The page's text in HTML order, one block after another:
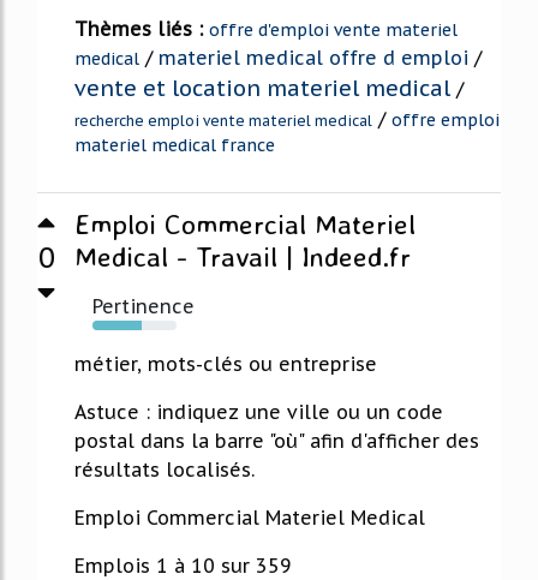
Thèmes liés : offre d'emploi vente materiel
medical / materiel medical offre d emploi /
vente et location materiel medical/
recherche emploi vente materiel medical / offre emploi
materiel medical france
0
Emploi Commercial Materiel
Medical - Travail | Indeed.fr
Pertinence
58%
métier, mots-clés ou entreprise
Astuce : indiquez une ville ou un code
postal dans la barre "où" afin d'afficher des
résultats localisés.
Emploi Commercial Materiel Medical
Emplois 1 à 10 sur 359